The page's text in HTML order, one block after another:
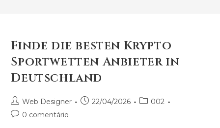
Finde die besten Krypto
Sportwetten Anbieter in
Deutschland
Web Designer 22/04/2026
002
0 comentário